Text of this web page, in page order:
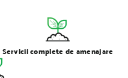
Servicii complete de amenajare